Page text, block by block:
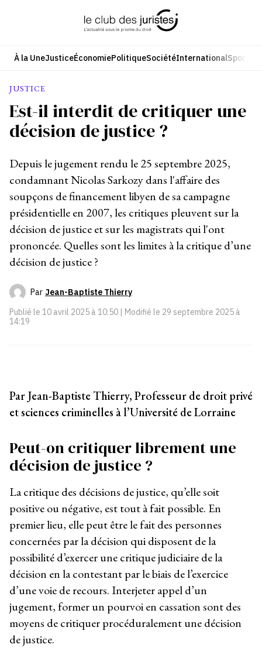
À la UneJusticeÉconomiePolitiqueSociétéInternationalSport
JUSTICE
Est-il interdit de critiquer une
décision de justice ?
Depuis le jugement rendu le 25 septembre 2025,
condamnant Nicolas Sarkozy dans l'affaire des
soupçons de financement libyen de sa campagne
présidentielle en 2007, les critiques pleuvent sur la
décision de justice et sur les magistrats qui l'ont
prononcée. Quelles sont les limites à la critique d’une
décision de justice ?
Par Jean-Baptiste Thierry
Publié le 10 avril 2025 à 10:50 | Modifié le 29 septembre 2025 à
14:19
Par Jean-Baptiste Thierry, Professeur de droit privé
et sciences criminelles à l’Université de Lorraine
Peut-on critiquer librement une
décision de justice ?
La critique des décisions de justice, qu’elle soit
positive ou négative, est tout à fait possible. En
premier lieu, elle peut être le fait des personnes
concernées par la décision qui disposent de la
possibilité d’exercer une critique judiciaire de la
décision en la contestant par le biais de l’exercice
d’une voie de recours. Interjeter appel d’un
jugement, former un pourvoi en cassation sont des
moyens de critiquer procéduralement une décision
de justice.